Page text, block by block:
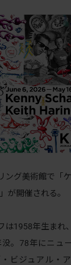
グ美術館で「
が開催される。
1958年生まれ
。78年にニュ
・ビジュアル・